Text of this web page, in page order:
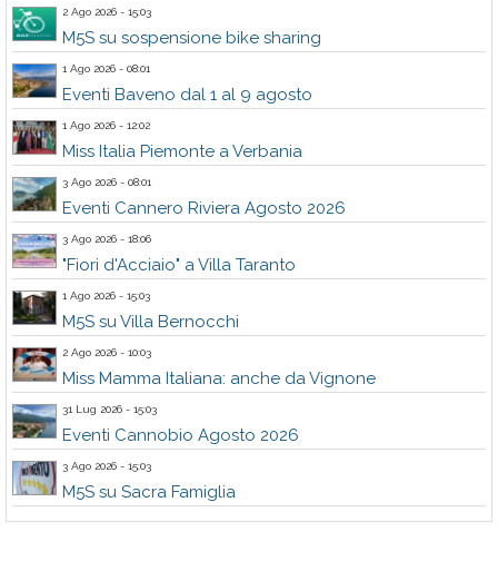
2 Ago 2026 - 15:03
M5S su sospensione bike sharing
1 Ago 2026 - 08:01
Eventi Baveno dal 1 al 9 agosto
1 Ago 2026 - 12:02
Miss Italia Piemonte a Verbania
3 Ago 2026 - 08:01
Eventi Cannero Riviera Agosto 2026
3 Ago 2026 - 18:06
"Fiori d'Acciaio" a Villa Taranto
1 Ago 2026 - 15:03
M5S su Villa Bernocchi
2 Ago 2026 - 10:03
Miss Mamma Italiana: anche da Vignone
31 Lug 2026 - 15:03
Eventi Cannobio Agosto 2026
3 Ago 2026 - 15:03
M5S su Sacra Famiglia